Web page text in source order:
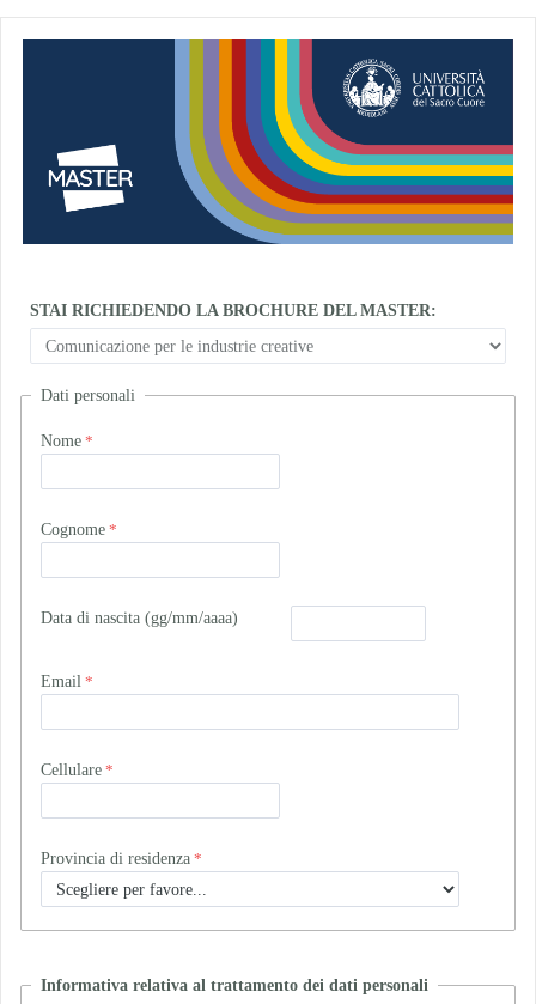
STAI RICHIEDENDO LA BROCHURE DEL MASTER:
Dati personali
Nome
Cognome
Data di nascita (gg/mm/aaaa)
Email
Cellulare
Provincia di residenza
Informativa relativa al trattamento dei dati personali